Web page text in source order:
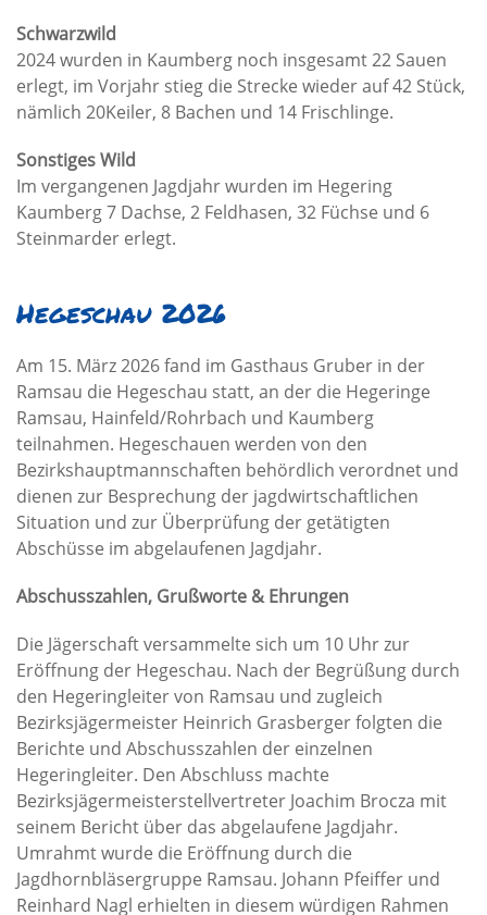
Schwarzwild
2024 wurden in Kaumberg noch insgesamt 22 Sauen
erlegt, im Vorjahr stieg die Strecke wieder auf 42 Stück,
nämlich 20Keiler, 8 Bachen und 14 Frischlinge.
Sonstiges Wild
Im vergangenen Jagdjahr wurden im Hegering
Kaumberg 7 Dachse, 2 Feldhasen, 32 Füchse und 6
Steinmarder erlegt.
Hegeschau 2026
Am 15. März 2026 fand im Gasthaus Gruber in der
Ramsau die Hegeschau statt, an der die Hegeringe
Ramsau, Hainfeld/Rohrbach und Kaumberg
teilnahmen. Hegeschauen werden von den
Bezirkshauptmannschaften behördlich verordnet und
dienen zur Besprechung der jagdwirtschaftlichen
Situation und zur Überprüfung der getätigten
Abschüsse im abgelaufenen Jagdjahr.
Abschusszahlen, Grußworte & Ehrungen
Die Jägerschaft versammelte sich um 10 Uhr zur
Eröffnung der Hegeschau. Nach der Begrüßung durch
den Hegeringleiter von Ramsau und zugleich
Bezirksjägermeister Heinrich Grasberger folgten die
Berichte und Abschusszahlen der einzelnen
Hegeringleiter. Den Abschluss machte
Bezirksjägermeisterstellvertreter Joachim Brocza mit
seinem Bericht über das abgelaufene Jagdjahr.
Umrahmt wurde die Eröffnung durch die
Jagdhornbläsergruppe Ramsau. Johann Pfeiffer und
Reinhard Nagl erhielten in diesem würdigen Rahmen